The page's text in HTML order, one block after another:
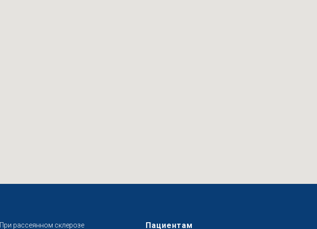
При рассеянном склерозе Пациентам